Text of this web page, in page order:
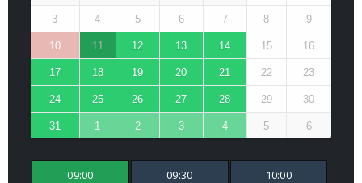
3 4 5 6 7 8 9
10 11 12 13 14 15 16
17 18 19 20 21 22 23
24 25 26 27 28 29 30
31 1 2 3 4 5 6
09:00 09:30 10:00